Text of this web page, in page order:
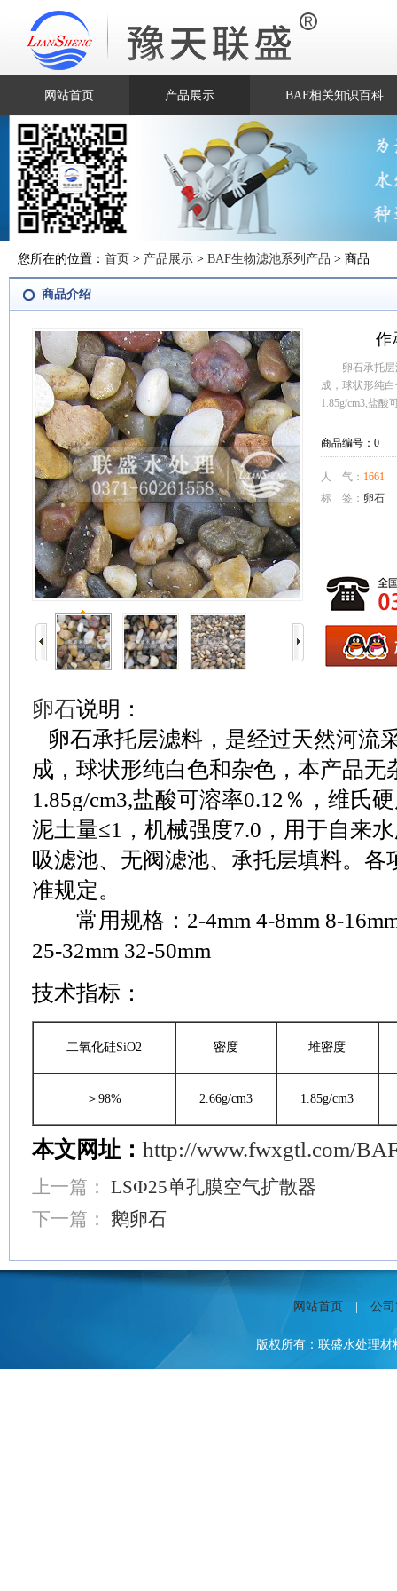
网站首页 产品展示 BAF相关知识百科
您所在的位置： 首页 > 产品展示 > BAF生物滤池系列产品 > 商品
商品介绍
作
卵石承托
成，球状形纯
1.85g/cm3,盐酸
商品编号：0
人 气： 1661
标 签： 卵石
卵石说明：
卵石承托层滤料，是经过天然河流
成，球状形纯白色和杂色，本产品无
1.85g/cm3,盐酸可溶率0.12％，维氏
泥土量≤1，机械强度7.0，用于自来
吸滤池、无阀滤池、承托层填料。各
准规定。
常用规格：2-4mm 4-8mm 8-16mm
25-32mm 32-50mm
技术指标：
二氧化硅SiO2 密度 堆密度
＞98% 2.66g/cm3 1.85g/cm3
本文网址： http://www.fwxgtl.com/
上一篇： LSФ25单孔膜空气扩散器
下一篇： 鹅卵石
网站首页 |公
版权所有：联盛水处理